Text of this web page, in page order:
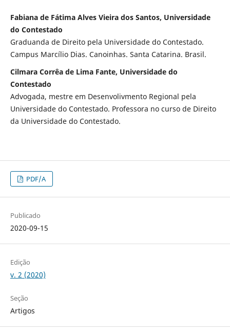
Fabiana de Fátima Alves Vieira dos Santos, Universidade
do Contestado
Graduanda de Direito pela Universidade do Contestado.
Campus Marcílio Dias. Canoinhas. Santa Catarina. Brasil.
Cilmara Corrêa de Lima Fante, Universidade do
Contestado
Advogada, mestre em Desenvolivmento Regional pela
Universidade do Contestado. Professora no curso de Direito
da Universidade do Contestado.
PDF/A
Publicado
2020-09-15
Edição
v. 2 (2020)
Seção
Artigos